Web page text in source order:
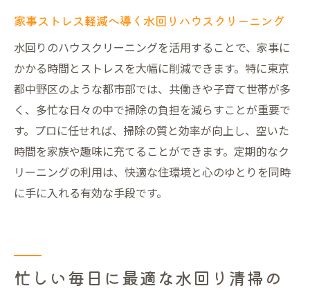
清潔な暮らしを支えるハウスクリーニングの魅
清潔な暮らしを守るハウスクリーニングの
役割
水回りクリーニングで家族の健康を守る方
法
定期的なハウスクリーニングが快適空間を
実現
ハウスクリーニング活用で住まいの寿命を
家事ストレス軽減へ導く水回りハウスクリーニング
水回りのハウスクリーニングを活用することで、家事に
かかる時間とストレスを大幅に削減できます。特に東京
都中野区のような都市部では、共働きや子育て世帯が多
く、多忙な日々の中で掃除の負担を減らすことが重要で
す。プロに任せれば、掃除の質と効率が向上し、空いた
時間を家族や趣味に充てることができます。定期的なク
リーニングの利用は、快適な住環境と心のゆとりを同時
に手に入れる有効な手段です。
忙しい毎日に最適な水回り清掃の